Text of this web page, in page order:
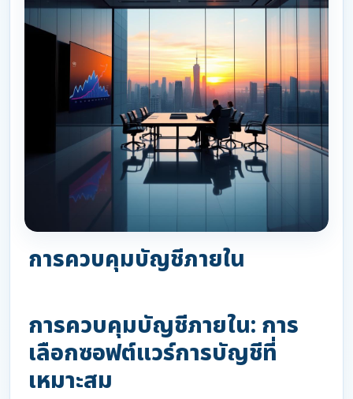
การควบคุมบัญชีภายใน
การควบคุมบัญชีภายใน: การ
เลือกซอฟต์แวร์การบัญชีที่
เหมาะสม